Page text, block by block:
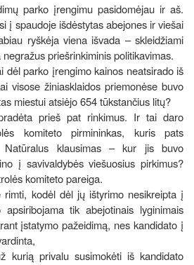
parko įrengimu pasidomėjau ir aš.
į spaudoje išdėstytas abejones ir viešai
ryškėja viena išvada – skleidžiami
priešrinkiminis politikavimas.
dėl parko įrengimo kainos neatsirado iš
visose žiniasklaidos priemonėse buvo
miestui atsiėjo 654 tūkstančius litų?
prieš pat rinkimus. Ir tai daro
komiteto pirmininkas, kuris pats
Natūralus klausimas – kur jis buvo
į savivaldybės viešuosius pirkimus?
komiteto pareiga.
kodėl dėl jų ištyrimo nesikreipta į
tik abejotinais lyginimais
įstatymo pažeidimą, nes kandidato į
kurią privalu susimokėti iš kandidato